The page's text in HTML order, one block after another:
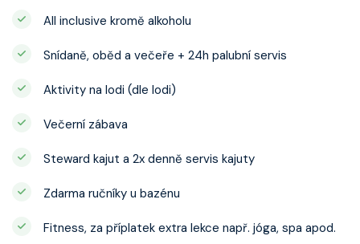
All inclusive kromě alkoholu
Snídaně, oběd a večeře + 24h palubní servis
Aktivity na lodi (dle lodi)
Večerní zábava
Steward kajut a 2x denně servis kajuty
Zdarma ručníky u bazénu
Fitness, za příplatek extra lekce např. jóga, spa apod.